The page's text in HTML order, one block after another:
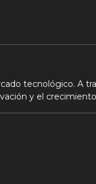
tecnológico. A
y el